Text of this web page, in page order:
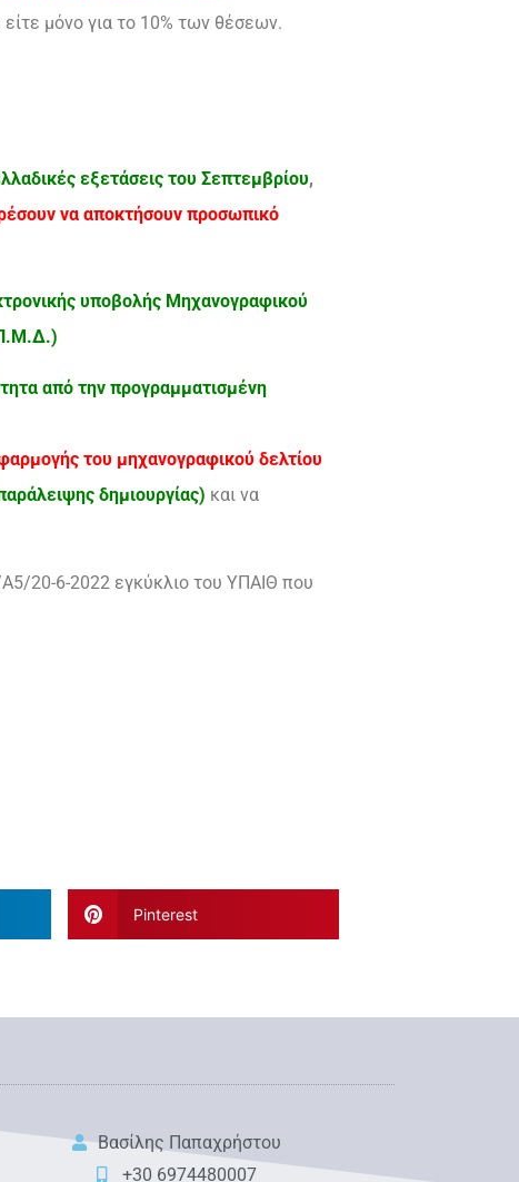
μόνο για το 10% των θέσεων.
εξετάσεις του Σεπτεμβρίου,
να αποκτήσουν προσωπικό
υποβολής Μηχανογραφικού
από την προγραμματισμένη
του μηχανογραφικού δελτίου
δημιουργίας) και να
20-6-2022 εγκύκλιο του ΥΠΑΙΘ που
Pinterest
Βασίλης Παπαχρήστου
+30 6974480007